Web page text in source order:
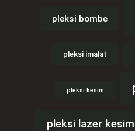
pleksi bombe
pleksi imalat
pleksi kesim
pleksi lazer kesim